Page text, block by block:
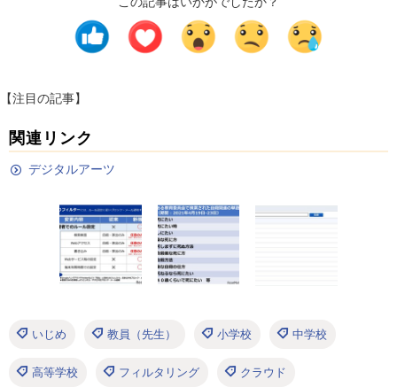
【注目の記事】
関連リンク
デジタルアーツ
いじめ 教員（先生） 小学校 中学校
高等学校 フィルタリング クラウド